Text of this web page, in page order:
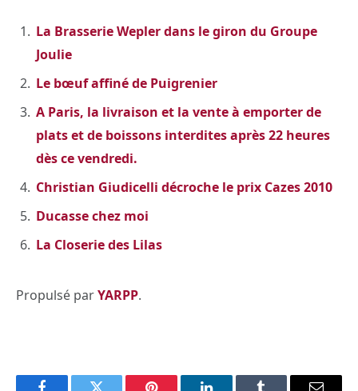
La Brasserie Wepler dans le giron du Groupe
Joulie
Le bœuf affiné de Puigrenier
A Paris, la livraison et la vente à emporter de
plats et de boissons interdites après 22 heures
dès ce vendredi.
Christian Giudicelli décroche le prix Cazes 2010
Ducasse chez moi
La Closerie des Lilas
Propulsé parYARPP.